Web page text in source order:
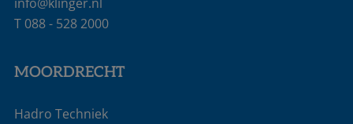
T 088 - 528 2000
MOORDRECHT
Hadro Techniek